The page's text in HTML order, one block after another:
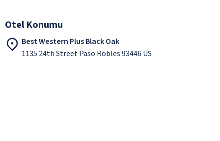
Otel Konumu
Best Western Plus Black Oak
1135 24th Street Paso Robles 93446 US